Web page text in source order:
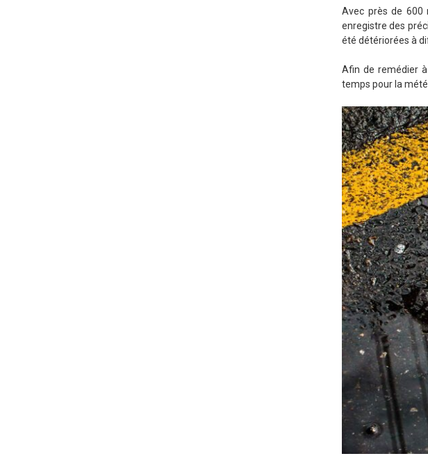
Avec près de 600
enregistre des
été détériorées à
Afin de remédier
temps pour la